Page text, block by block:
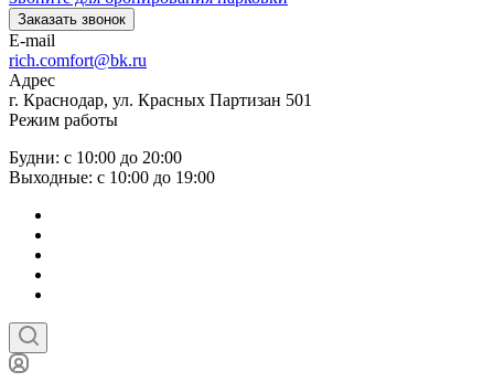
Заказать звонок
E-mail
rich.comfort@bk.ru
Адрес
г. Краснодар, ул. Красных Партизан 501
Режим работы
Будни: с 10:00 до 20:00
Выходные: с 10:00 до 19:00